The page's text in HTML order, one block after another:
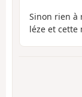
Sinon rien à
léze et